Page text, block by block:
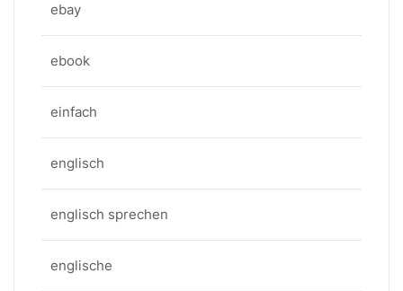
ebay
ebook
einfach
englisch
englisch sprechen
englische